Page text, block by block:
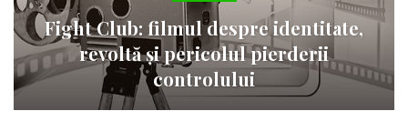
Fight Club: filmul despre identitate,
revoltă și pericolul pierderii
controlului